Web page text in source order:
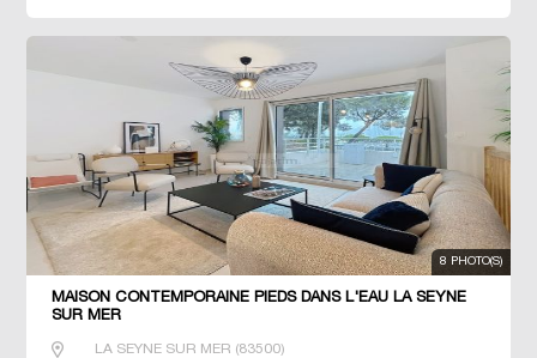
8 PHOTO(S)
MAISON CONTEMPORAINE PIEDS DANS L'EAU LA SEYNE
SUR MER
LA SEYNE SUR MER (83500)